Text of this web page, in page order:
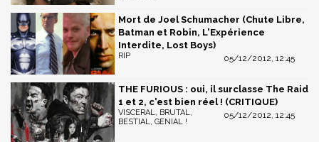
Mort de Joel Schumacher (Chute Libre,
Batman et Robin, L'Expérience
Interdite, Lost Boys)
05/12/2012, 12:45
RIP
THE FURIOUS : oui, il surclasse The Raid
1 et 2, c'est bien réel ! (CRITIQUE)
05/12/2012, 12:45
VISCERAL, BRUTAL,
BESTIAL, GENIAL !